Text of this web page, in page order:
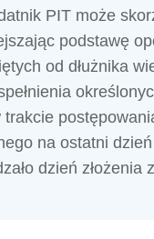
PIT może
podstawę
od dłużnika
trakcie
na ostatni
dzień złożenia